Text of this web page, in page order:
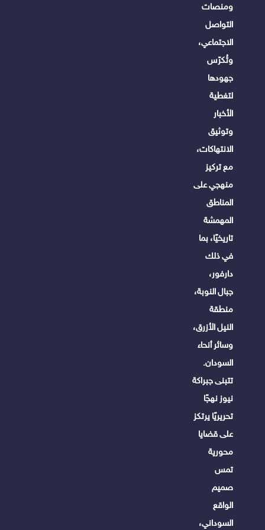
ومنصات
التواصل
الاجتماعي،
وتُكرّس
جهودها
لتغطية
الأخبار
وتوثيق
الانتهاكات،
مع تركيز
منهجي على
المناطق
المهمشة
تاريخيًا، بما
في ذلك
دارفور،
جبال النوبة،
منطقة
النيل الأزرق،
وسائر أنحاء
السودان.
تتبنى جبراكة
نيوز نهجًا
تحريريًا يرتكز
على قضايا
محورية
تمس
صميم
الواقع
السوداني،